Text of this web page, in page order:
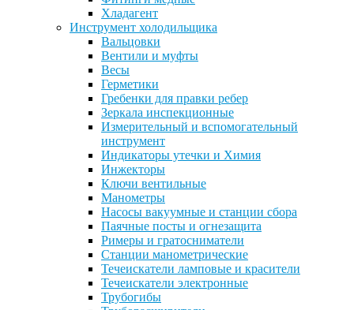
Хладагент
Инструмент холодильщика
Вальцовки
Вентили и муфты
Весы
Герметики
Гребенки для правки ребер
Зеркала инспекционные
Измерительный и вспомогательный
инструмент
Индикаторы утечки и Химия
Инжекторы
Ключи вентильные
Манометры
Насосы вакуумные и станции сбора
Паячные посты и огнезащита
Римеры и гратосниматели
Станции манометрические
Течеискатели ламповые и красители
Течеискатели электронные
Трубогибы